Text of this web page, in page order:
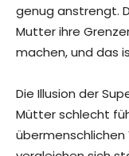
genug anstrengt.
Mutter ihre
machen, und das
Die Illusion der
Mütter schlecht
übermenschlichen